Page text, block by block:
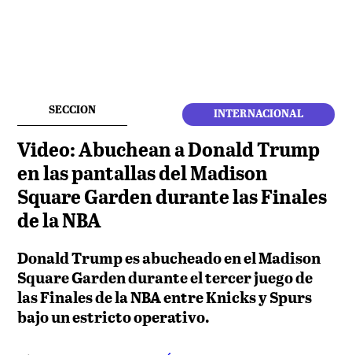
SECCION INTERNACIONAL
Video: Abuchean a Donald Trump
en las pantallas del Madison
Square Garden durante las Finales
de la NBA
Donald Trump es abucheado en el Madison
Square Garden durante el tercer juego de
las Finales de la NBA entre Knicks y Spurs
bajo un estricto operativo.